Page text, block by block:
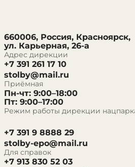
660006, Россия, Красноярск,
ул. Карьерная, 26-а
Адрес дирекции
+7 391 261 17 10
stolby@mail.ru
Приёмная
Пн-чт: 9:00–18:00
Пт: 9:00–17:00
Режим работы дирекции
+7 391 9 8888 29
stolby-epo@mail.ru
Для справок
+7 913 830 52 03